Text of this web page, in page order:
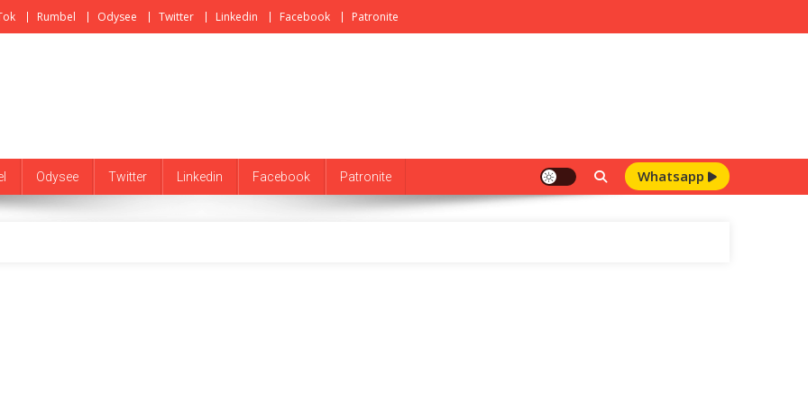
Rumbel Odysee Twitter Linkedin Facebook Patronite
Odysee Twitter Linkedin Facebook Patronite Whatsapp